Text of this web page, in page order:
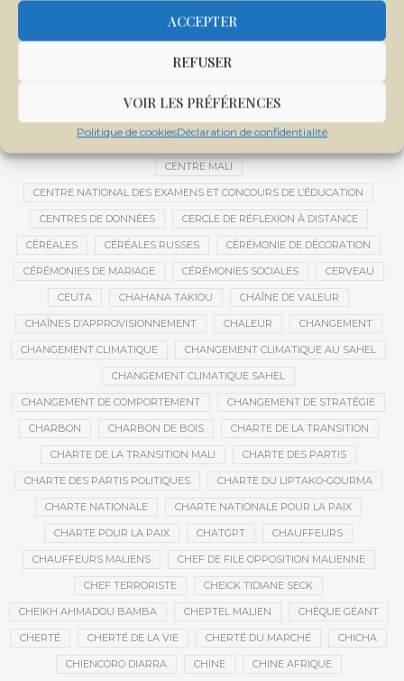
ACCEPTER
REFUSER
VOIR LES PRÉFÉRENCES
Politique de cookiesDéclaration de confidentialité
CENTRALE SOLAIRE DE SANANKOROBA
CENTRE INTERNATIONAL DE CONFÉRENCES DE BAMAKO
CENTRE MALI
CENTRE NATIONAL DES EXAMENS ET CONCOURS DE L’ÉDUCATION
CENTRES DE DONNÉES CERCLE DE RÉFLEXION À DISTANCE
CÉRÉALES CÉRÉALES RUSSES CÉRÉMONIE DE DÉCORATION
CÉRÉMONIES DE MARIAGE CÉRÉMONIES SOCIALES CERVEAU
CEUTA CHAHANA TAKIOU CHAÎNE DE VALEUR
CHAÎNES D’APPROVISIONNEMENT CHALEUR CHANGEMENT
CHANGEMENT CLIMATIQUE CHANGEMENT CLIMATIQUE AU SAHEL
CHANGEMENT CLIMATIQUE SAHEL
CHANGEMENT DE COMPORTEMENT CHANGEMENT DE STRATÉGIE
CHARBON CHARBON DE BOIS CHARTE DE LA TRANSITION
CHARTE DE LA TRANSITION MALI CHARTE DES PARTIS
CHARTE DES PARTIS POLITIQUES CHARTE DU LIPTAKO-GOURMA
CHARTE NATIONALE CHARTE NATIONALE POUR LA PAIX
CHARTE POUR LA PAIX CHATGPT CHAUFFEURS
CHAUFFEURS MALIENS CHEF DE FILE OPPOSITION MALIENNE
CHEF TERRORISTE CHEICK TIDIANE SECK
CHEIKH AHMADOU BAMBA CHEPTEL MALIEN CHÈQUE GÉANT
CHERTÉ CHERTÉ DE LA VIE CHERTÉ DU MARCHÉ CHICHA
CHIENCORO DIARRA CHINE CHINE AFRIQUE